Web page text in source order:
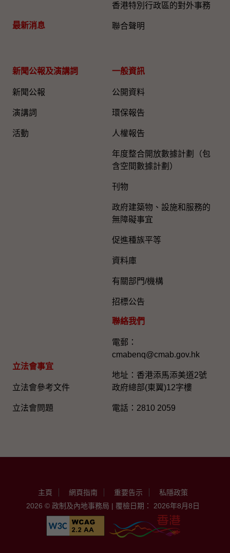
最新消息
香港特別行政區的對外事務
聯合聲明
新聞公報及演講詞
新聞公報
演講詞
活動
立法會事宜
立法會參考文件
立法會問題
一般資訊​
公開資料
環保報告
人權報告
年度整合開放數據計劃（包
含空間數據計劃）
刊物
政府建築物、設施和服務的
無障礙事宜
促進種族平等
資料庫
有關部門/機構
招標公告
聯絡我們
電郵：
cmabenq@cmab.gov.hk​
地址：香港添馬添美道2號
政府總部(東翼)12字樓
電話：2810 2059
主頁 網頁指南 重要告示
私隱政策
2026 © 政制及內地事務局 | 覆檢日期： 2026年8月8日